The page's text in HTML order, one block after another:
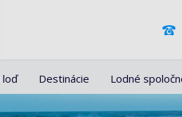
loď Destinácie Lodné